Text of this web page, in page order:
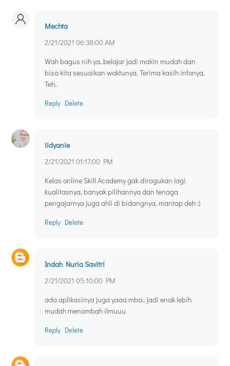
Mechta
2/21/2021 06:38:00 AM
Wah bagus nih ya..belajar jadi makin mudah dan
bisa kita sesuaikan waktunya. Terima kasih infonya,
Teh..
Reply Delete
iidyanie
2/21/2021 01:17:00 PM
Kelas online Skill Academy gak diragukan lagi
kualitasnya, banyak pilihannya dan tenaga
pengajarnya juga ahli di bidangnya, mantap deh :)
Reply Delete
Indah Nuria Savitri
2/21/2021 05:10:00 PM
ada aplikasinya juga yaaa mba.. jadi enak lebih
mudah menambah ilmuuu
Reply Delete